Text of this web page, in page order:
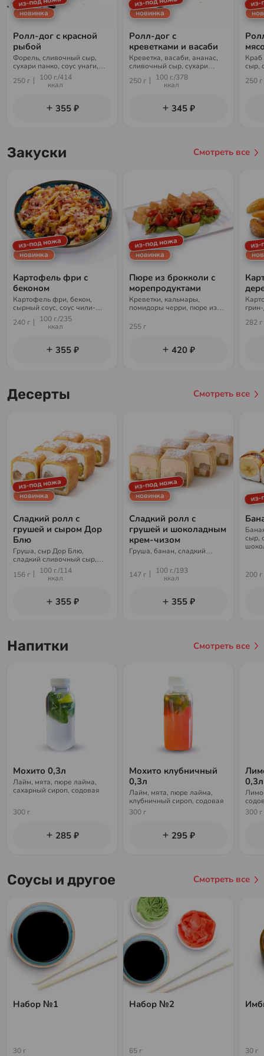
новинка
Ролл-дог с красной
рыбой
Форель, сливочный сыр,
сухари панко, соус унаги,
кунжут, рис, нори
250 г
100 г./414
ккал
355 ₽
новинка
Ролл-дог с
креветками и васаби
Креветка, васаби, ананас,
сливочный сыр, сухари
панко, соус унаги, кунжут,
рис, нори
250 г
100 г./378
ккал
345 ₽
Краб
сыр,
250 г
Закуски Смотреть все
из-под ножа
новинка
Картофель фри с
беконом
Картофель фри, бекон,
сырный соус, соус чили-
гарлик, пармезан
240 г
100 г./235
ккал
355 ₽
из-под ножа
новинка
Пюре из брокколи с
морепродуктами
Креветки, кальмары,
помидоры черри, пюре из
лайм, чипсы
255 г
420 ₽
из-
282 г
Десерты Смотреть все
из-под ножа
новинка
Сладкий ролл с
грушей и сыром Дор
Блю
Груша, сыр Дор Блю,
сладкий сливочный сыр,
сладкий блинчик, сахарная
пудра
156 г
100 г./114
ккал
355 ₽
из-под ножа
новинка
Сладкий ролл с
грушей и шоколадным
крем-чизом
Груша, банан, сладкий
чиз, сахарная пудра
147 г
100 г./193
ккал
355 ₽
из-
сыр,
200 г
Напитки Смотреть все
Мохито 0,3л
Лайм, мята, пюре лайма,
сахарный сироп, содовая
300 г
285 ₽
Мохито клубничный
0,3л
Лайм, мята, пюре лайма,
клубничный сироп, содовая
300 г
295 ₽
0,3л
300 г
Соусы и другое Смотреть все
Набор №1
30 г
Набор №2
65 г 30 г